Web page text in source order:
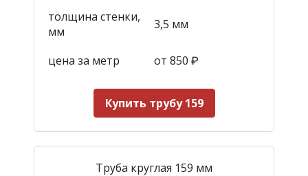
толщина стенки,
мм
3,5 мм
цена за метр от 850 ₽
Купить трубу 159
Труба круглая 159 мм